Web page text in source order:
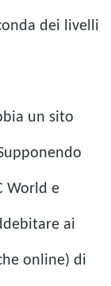
dei livelli
un sito
World e
ai
online) di